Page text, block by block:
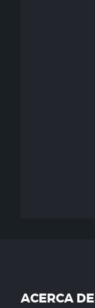
ACERCA DE